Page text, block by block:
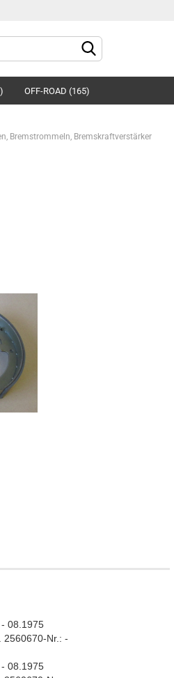
OFF-ROAD (165)
Bremstrommeln, Bremskraftverstärker
08.1975
2560670-Nr.: -
08.1975